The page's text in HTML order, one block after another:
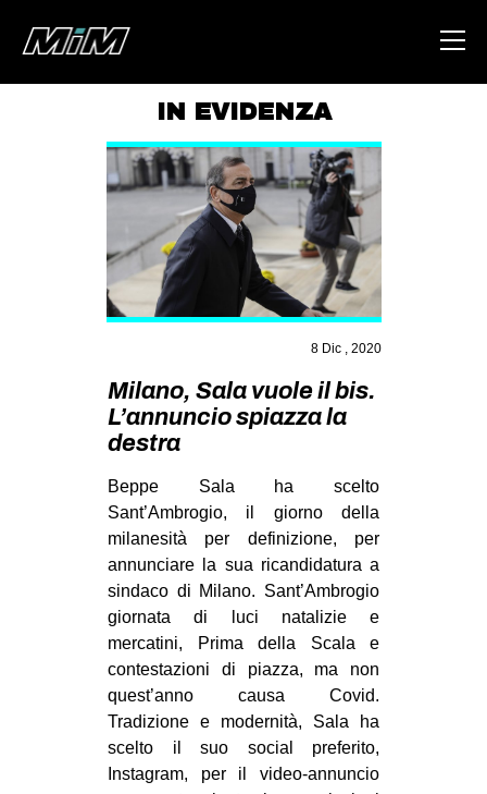
ABOUT
AREA
DEGENERAZIONE
GAZA FREESTYLE
CSOA LAMBRETTA
MSM
STUDENTI TSUNAMI
MOBILITAZIONI
SPAZI
SPORT POPOLARE
AMBIENTE
ANTIFASCISMO
DIRITTO ALL’ABITARE
IN EVIDENZA
8 Dic , 2020
Milano, Sala vuole il bis.
L’annuncio spiazza la
destra
Beppe Sala ha scelto
Sant’Ambrogio, il giorno della
milanesità per definizione, per
annunciare la sua ricandidatura a
sindaco di Milano. Sant’Ambrogio
giornata di luci natalizie e
mercatini, Prima della Scala e
contestazioni di piazza, ma non
quest’anno causa Covid.
Tradizione e modernità, Sala ha
scelto il suo social preferito,
Instagram, per il video-annuncio